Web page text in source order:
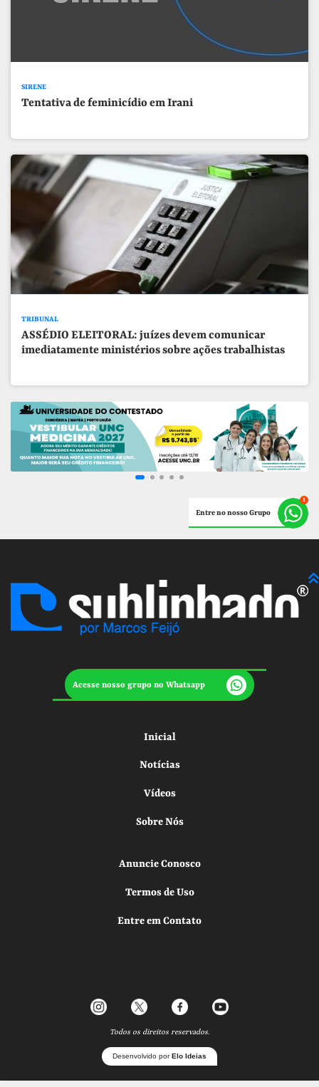
SIRENE
Tentativa de feminicídio em Irani
TRIBUNAL
ASSÉDIO ELEITORAL: juízes devem comunicar
imediatamente ministérios sobre ações trabalhistas
Entre no nosso Grupo
Acesse nosso grupo no Whatsapp
Inicial
Notícias
Vídeos
Sobre Nós
Anuncie Conosco
Termos de Uso
Entre em Contato
Todos os direitos reservados.
Desenvolvido por Elo Ideias